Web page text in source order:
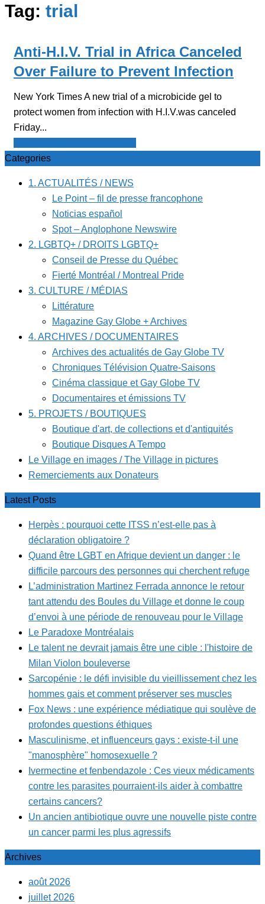
Tag: trial
Anti-H.I.V. Trial in Africa Canceled
Over Failure to Prevent Infection
New York Times A new trial of a microbicide gel to
protect women from infection with H.I.V.was canceled
Friday...
Categories
1. ACTUALITÉS / NEWS
Le Point – fil de presse francophone
Noticias español
Spot – Anglophone Newswire
2. LGBTQ+ / DROITS LGBTQ+
Conseil de Presse du Québec
Fierté Montréal / Montreal Pride
3. CULTURE / MÉDIAS
Littérature
Magazine Gay Globe + Archives
4. ARCHIVES / DOCUMENTAIRES
Archives des actualités de Gay Globe TV
Chroniques Télévision Quatre-Saisons
Cinéma classique et Gay Globe TV
Documentaires et émissions TV
5. PROJETS / BOUTIQUES
Boutique d'art, de collections et d'antiquités
Boutique Disques A Tempo
Le Village en images / The Village in pictures
Remerciements aux Donateurs
Latest Posts
Herpès : pourquoi cette ITSS n’est-elle pas à
déclaration obligatoire ?
Quand être LGBT en Afrique devient un danger : le
difficile parcours des personnes qui cherchent refuge
L’administration Martinez Ferrada annonce le retour
tant attendu des Boules du Village et donne le coup
d’envoi à une période de renouveau pour le Village
Le Paradoxe Montréalais
Le talent ne devrait jamais être une cible : l'histoire de
Milan Violon bouleverse
Sarcopénie : le défi invisible du vieillissement chez les
hommes gais et comment préserver ses muscles
Fox News : une expérience médiatique qui soulève de
profondes questions éthiques
Masculinisme, et influenceurs gays : existe-t-il une
"manosphère" homosexuelle ?
Ivermectine et fenbendazole : Ces vieux médicaments
contre les parasites pourraient-ils aider à combattre
certains cancers?
Un ancien antibiotique ouvre une nouvelle piste contre
un cancer parmi les plus agressifs
Archives
août 2026
juillet 2026